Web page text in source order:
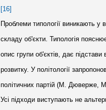
[16]
Проблеми типології виникають у
складу об'єкти. Типологія
опис групи об'єктів, дає
розвитку. У політології
політичних партій (М. Дюверже,
Усі підходи виступають не